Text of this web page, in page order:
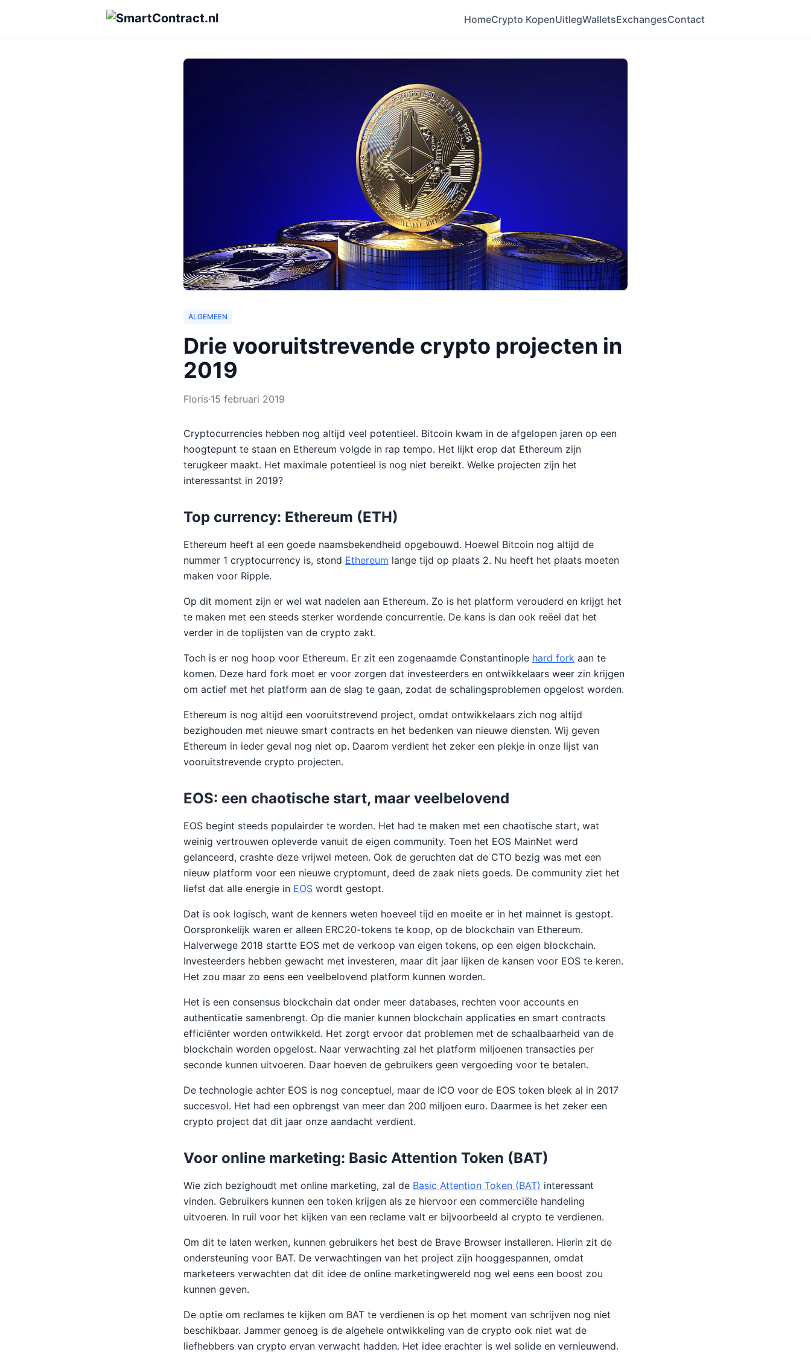
HomeCrypto KopenUitlegWalletsExchangesContact
ALGEMEEN
Drie vooruitstrevende crypto projecten in
2019
Floris·15 februari 2019
Cryptocurrencies hebben nog altijd veel potentieel. Bitcoin kwam in de afgelopen jaren op een
hoogtepunt te staan en Ethereum volgde in rap tempo. Het lijkt erop dat Ethereum zijn
terugkeer maakt. Het maximale potentieel is nog niet bereikt. Welke projecten zijn het
interessantst in 2019?
Top currency: Ethereum (ETH)
Ethereum heeft al een goede naamsbekendheid opgebouwd. Hoewel Bitcoin nog altijd de
nummer 1 cryptocurrency is, stond Ethereum lange tijd op plaats 2. Nu heeft het plaats moeten
maken voor Ripple.
Op dit moment zijn er wel wat nadelen aan Ethereum. Zo is het platform verouderd en krijgt het
te maken met een steeds sterker wordende concurrentie. De kans is dan ook reëel dat het
verder in de toplijsten van de crypto zakt.
Toch is er nog hoop voor Ethereum. Er zit een zogenaamde Constantinople hard fork aan te
komen. Deze hard fork moet er voor zorgen dat investeerders en ontwikkelaars weer zin krijgen
om actief met het platform aan de slag te gaan, zodat de schalingsproblemen opgelost worden.
Ethereum is nog altijd een vooruitstrevend project, omdat ontwikkelaars zich nog altijd
bezighouden met nieuwe smart contracts en het bedenken van nieuwe diensten. Wij geven
Ethereum in ieder geval nog niet op. Daarom verdient het zeker een plekje in onze lijst van
vooruitstrevende crypto projecten.
EOS: een chaotische start, maar veelbelovend
EOS begint steeds populairder te worden. Het had te maken met een chaotische start, wat
weinig vertrouwen opleverde vanuit de eigen community. Toen het EOS MainNet werd
gelanceerd, crashte deze vrijwel meteen. Ook de geruchten dat de CTO bezig was met een
nieuw platform voor een nieuwe cryptomunt, deed de zaak niets goeds. De community ziet het
liefst dat alle energie in EOS wordt gestopt.
Dat is ook logisch, want de kenners weten hoeveel tijd en moeite er in het mainnet is gestopt.
Oorspronkelijk waren er alleen ERC20-tokens te koop, op de blockchain van Ethereum.
Halverwege 2018 startte EOS met de verkoop van eigen tokens, op een eigen blockchain.
Investeerders hebben gewacht met investeren, maar dit jaar lijken de kansen voor EOS te keren.
Het zou maar zo eens een veelbelovend platform kunnen worden.
Het is een consensus blockchain dat onder meer databases, rechten voor accounts en
authenticatie samenbrengt. Op die manier kunnen blockchain applicaties en smart contracts
efficiënter worden ontwikkeld. Het zorgt ervoor dat problemen met de schaalbaarheid van de
blockchain worden opgelost. Naar verwachting zal het platform miljoenen transacties per
seconde kunnen uitvoeren. Daar hoeven de gebruikers geen vergoeding voor te betalen.
De technologie achter EOS is nog conceptuel, maar de ICO voor de EOS token bleek al in 2017
succesvol. Het had een opbrengst van meer dan 200 miljoen euro. Daarmee is het zeker een
crypto project dat dit jaar onze aandacht verdient.
Voor online marketing: Basic Attention Token (BAT)
Wie zich bezighoudt met online marketing, zal de Basic Attention Token (BAT) interessant
vinden. Gebruikers kunnen een token krijgen als ze hiervoor een commerciële handeling
uitvoeren. In ruil voor het kijken van een reclame valt er bijvoorbeeld al crypto te verdienen.
Om dit te laten werken, kunnen gebruikers het best de Brave Browser installeren. Hierin zit de
ondersteuning voor BAT. De verwachtingen van het project zijn hooggespannen, omdat
marketeers verwachten dat dit idee de online marketingwereld nog wel eens een boost zou
kunnen geven.
De optie om reclames te kijken om BAT te verdienen is op het moment van schrijven nog niet
beschikbaar. Jammer genoeg is de algehele ontwikkeling van de crypto ook niet wat de
liefhebbers van crypto ervan verwacht hadden. Het idee erachter is wel solide en vernieuwend.